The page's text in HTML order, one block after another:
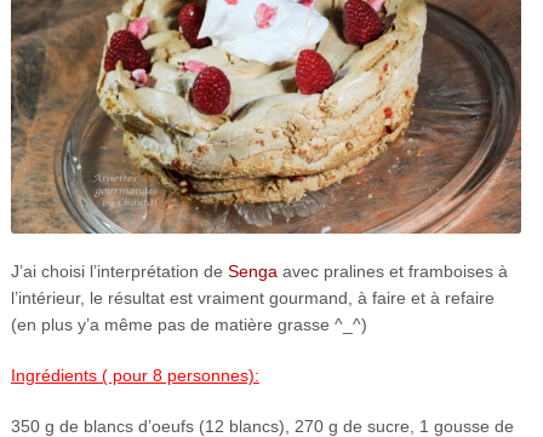
J’ai choisi l’interprétation de Senga avec pralines et framboises à
l’intérieur, le résultat est vraiment gourmand, à faire et à refaire
(en plus y’a même pas de matière grasse ^_^)
Ingrédients ( pour 8 personnes):
350 g de blancs d’oeufs (12 blancs), 270 g de sucre, 1 gousse de